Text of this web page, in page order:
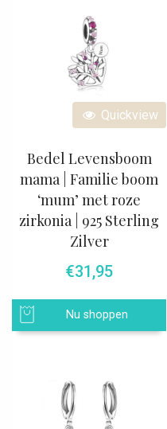
Quickview
Bedel Levensboom
mama | Familie boom
‘mum’ met roze
zirkonia | 925 Sterling
Zilver
€31,95
Nu shoppen